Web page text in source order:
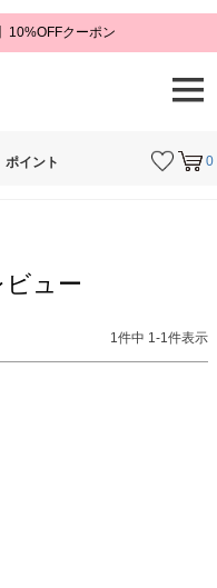
10%OFFクーポン
0
ポイント
ュー
1件中 1-1件表示